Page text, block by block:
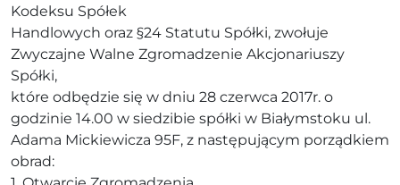
Kodeksu Spółek
Handlowych oraz §24 Statutu Spółki, zwołuje
Zwyczajne Walne Zgromadzenie Akcjonariuszy
Spółki,
które odbędzie się w dniu 28 czerwca 2017r. o
godzinie 14.00 w siedzibie spółki w Białymstoku ul.
Adama Mickiewicza 95F, z następującym porządkiem
obrad: